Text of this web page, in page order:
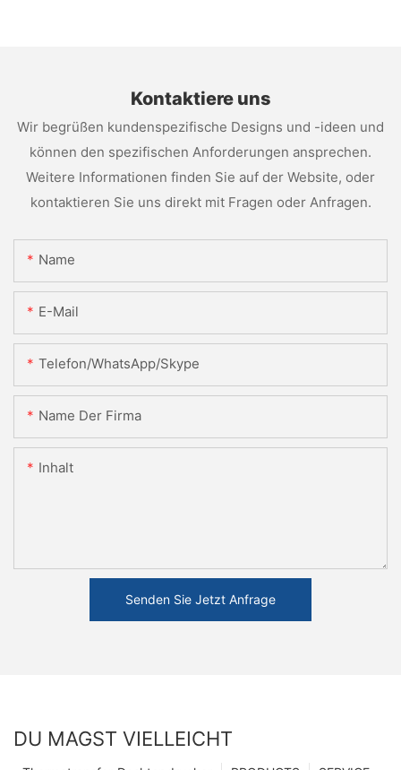
Kontaktiere uns
Wir begrüßen kundenspezifische Designs und -ideen und
können den spezifischen Anforderungen ansprechen.
Weitere Informationen finden Sie auf der Website, oder
kontaktieren Sie uns direkt mit Fragen oder Anfragen.
Name
E-Mail
Telefon/WhatsApp/Skype
Name Der Firma
Inhalt
Senden Sie Jetzt Anfrage
DU MAGST VIELLEICHT